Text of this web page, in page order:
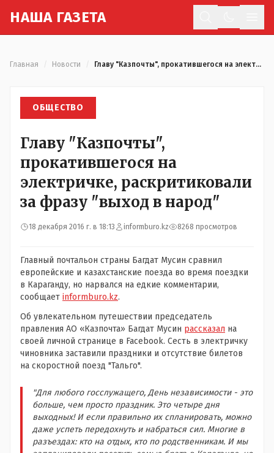
НАША ГАЗЕТА
Главная Новости Главу "Казпочты", прокатившегося на электричке, раскритиковали за фразу "выход в народ"
ОБЩЕСТВО
Главу "Казпочты",
прокатившегося на
электричке, раскритиковали
за фразу "выход в народ"
18 декабря 2016 г. в 18:13 informburo.kz 8268 просмотров
Главный почтальон страны Багдат Мусин сравнил
европейские и казахстанские поезда во время поездки
в Караганду, но нарвался на едкие комментарии,
сообщает informburo.kz.
Об увлекательном путешествии председатель
правления АО «Казпочта» Багдат Мусин рассказал на
своей личной странице в Facebook. Сесть в электричку
чиновника заставили праздники и отсутствие билетов
на скоростной поезд "Тальго".
"Для любого госслужащего, День независимости - это
больше, чем просто праздник. Это четыре дня
выходных! И если правильно их спланировать, можно
даже успеть передохнуть и набраться сил. Многие в
разъездах: кто на отдых, кто по родственникам. И мы